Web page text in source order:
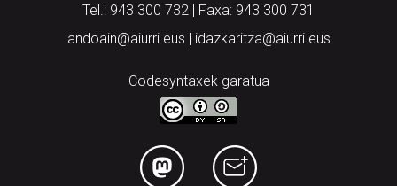
Tel.: 943 300 732 | Faxa: 943 300 731
andoain@aiurri.eus | idazkaritza@aiurri.eus
Codesyntaxek garatua